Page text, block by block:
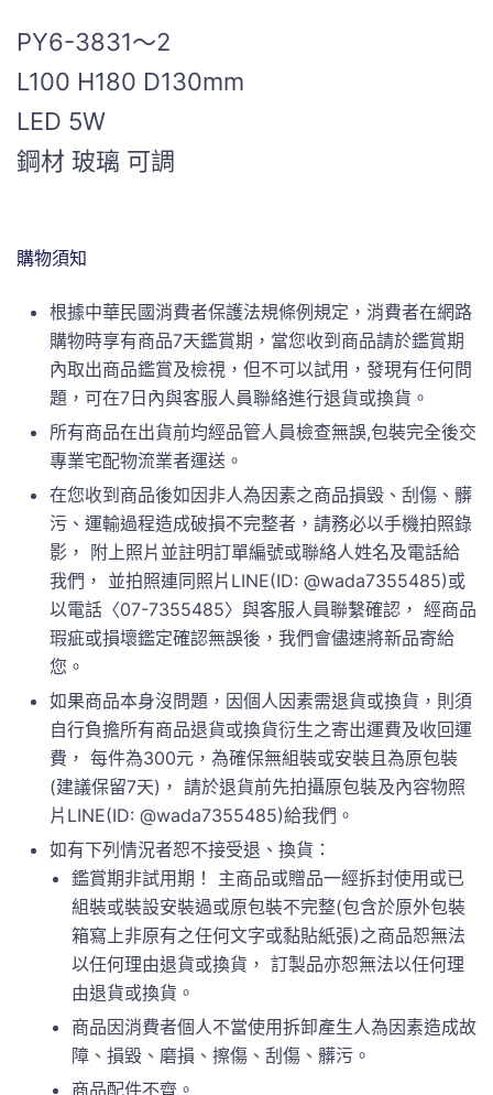
PY6-3831～2
L100 H180 D130mm
LED 5W
鋼材 玻璃 可調
購物須知
根據中華民國消費者保護法規條例規定，消費者在網路
購物時享有商品7天鑑賞期，當您收到商品請於鑑賞期
內取出商品鑑賞及檢視，但不可以試用，發現有任何問
題，可在7日內與客服人員聯絡進行退貨或換貨。
所有商品在出貨前均經品管人員檢查無誤,包裝完全後交
專業宅配物流業者運送。
在您收到商品後如因非人為因素之商品損毀、刮傷、髒
污、運輸過程造成破損不完整者，請務必以手機拍照錄
影， 附上照片並註明訂單編號或聯絡人姓名及電話給
我們， 並拍照連同照片LINE(ID: @wada7355485)或
以電話〈07-7355485〉與客服人員聯繫確認， 經商品
瑕疵或損壞鑑定確認無誤後，我們會儘速將新品寄給
您。
如果商品本身沒問題，因個人因素需退貨或換貨，則須
自行負擔所有商品退貨或換貨衍生之寄出運費及收回運
費， 每件為300元，為確保無組裝或安裝且為原包裝
(建議保留7天)， 請於退貨前先拍攝原包裝及內容物照
片LINE(ID: @wada7355485)給我們。
如有下列情況者恕不接受退、換貨：
鑑賞期非試用期！ 主商品或贈品一經拆封使用或已
組裝或裝設安裝過或原包裝不完整(包含於原外包裝
箱寫上非原有之任何文字或黏貼紙張)之商品恕無法
以任何理由退貨或換貨， 訂製品亦恕無法以任何理
由退貨或換貨。
商品因消費者個人不當使用拆卸產生人為因素造成故
障、損毀、磨損、擦傷、刮傷、髒污。
商品配件不齊。